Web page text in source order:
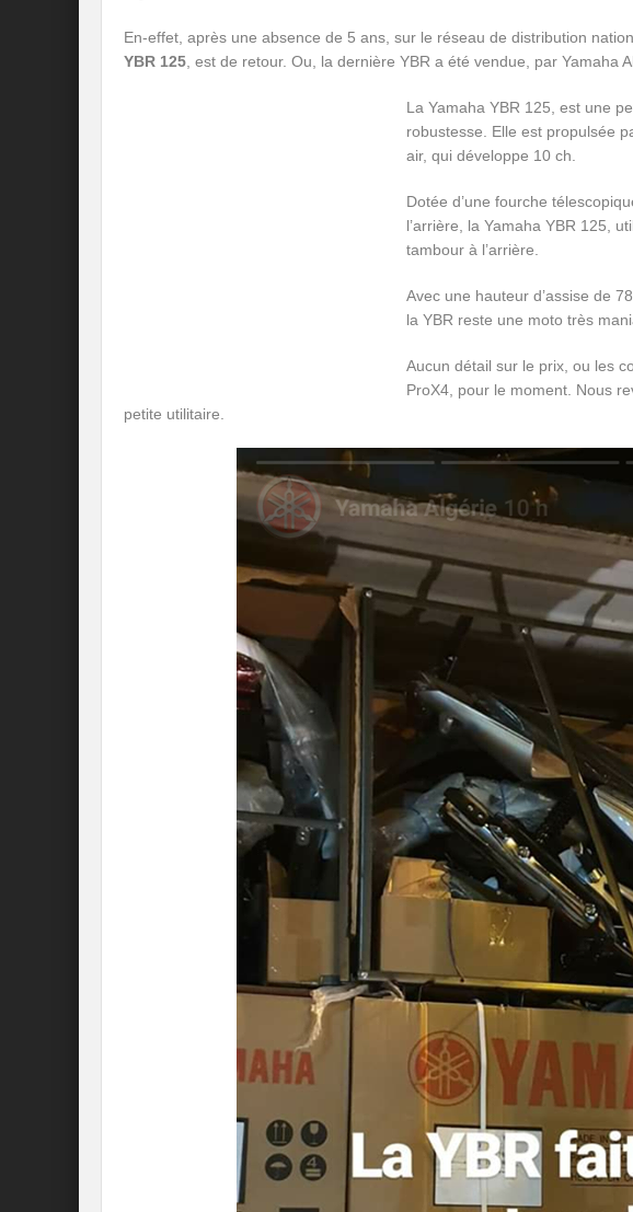
En-effet, après une absence de 5 ans, sur le réseau de distribution
YBR 125 , est de retour. Ou, la dernière YBR a été vendue, par Yamaha
La Yamaha YBR 125, est une
robustesse. Elle est propulsée
air, qui développe 10 ch.
Dotée d’une fourche
l’arrière, la Yamaha YBR 125,
tambour à l’arrière.
Avec une hauteur d’assise de
la YBR reste une moto très
Aucun détail sur le prix, ou les
ProX4, pour le moment. Nous
petite utilitaire.